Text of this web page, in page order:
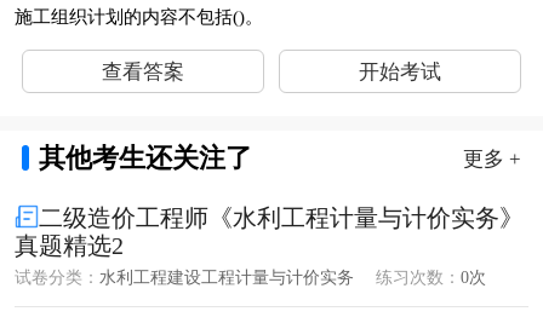
施工组织计划的内容不包括()。
查看答案 开始考试
其他考生还关注了 更多 +
二级造价工程师《水利工程计量与计价实务》
真题精选2
试卷分类： 水利工程建设工程计量与计价实务 练习次数： 0次